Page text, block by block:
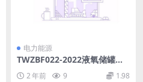
电力能源
TWZBF022-2022液氧储罐根
2 年前 9 1.98